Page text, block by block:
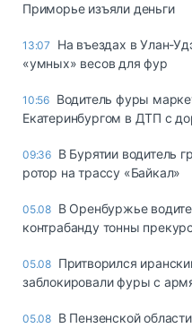
Приморье изъяли деньги
13:07
Ha въeздax в Улaн-
«yмныx» вecoв для фyp
10:56 Водитель фуры
Екатеринбургом в ДТП с
09:36 В Бурятии водитель
ротор на трассу «Байкал»
05.08 В Оренбуржье
контрабанду тонны
05.08 Притворился
заблокировали фуры с
05.08 В Пензенской